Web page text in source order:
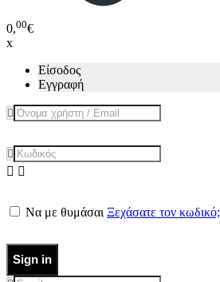
0,00€
x
Είσοδος
Εγγραφή
Να με θυμάσαι Ξεχάσατε τον κωδικό;
Sign in